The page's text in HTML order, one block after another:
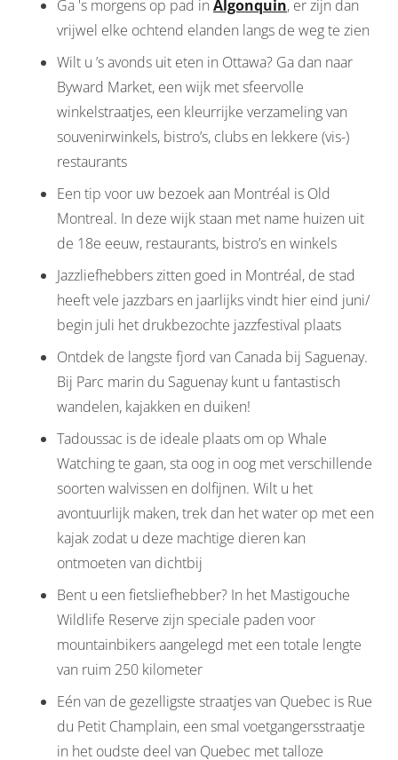
Ga 's morgens op pad in Algonquin, er zijn dan
vrijwel elke ochtend elanden langs de weg te zien
Wilt u ’s avonds uit eten in Ottawa? Ga dan naar
Byward Market, een wijk met sfeervolle
winkelstraatjes, een kleurrijke verzameling van
souvenirwinkels, bistro’s, clubs en lekkere (vis-)
restaurants
Een tip voor uw bezoek aan Montréal is Old
Montreal. In deze wijk staan met name huizen uit
de 18e eeuw, restaurants, bistro’s en winkels
Jazzliefhebbers zitten goed in Montréal, de stad
heeft vele jazzbars en jaarlijks vindt hier eind juni/
begin juli het drukbezochte jazzfestival plaats
Ontdek de langste fjord van Canada bij Saguenay.
Bij Parc marin du Saguenay kunt u fantastisch
wandelen, kajakken en duiken!
Tadoussac is de ideale plaats om op Whale
Watching te gaan, sta oog in oog met verschillende
soorten walvissen en dolfijnen. Wilt u het
avontuurlijk maken, trek dan het water op met een
kajak zodat u deze machtige dieren kan
ontmoeten van dichtbij
Bent u een fietsliefhebber? In het Mastigouche
Wildlife Reserve zijn speciale paden voor
mountainbikers aangelegd met een totale lengte
van ruim 250 kilometer
Eén van de gezelligste straatjes van Quebec is Rue
du Petit Champlain, een smal voetgangersstraatje
in het oudste deel van Quebec met talloze